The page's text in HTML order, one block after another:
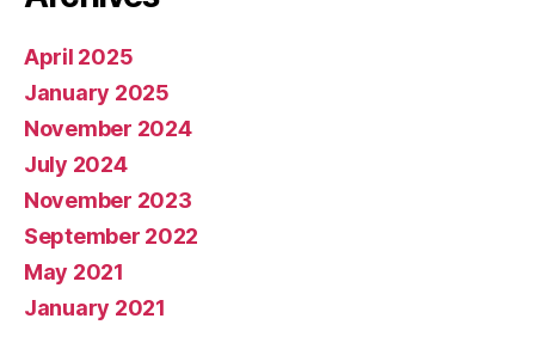
April 2025
January 2025
November 2024
July 2024
November 2023
September 2022
May 2021
January 2021